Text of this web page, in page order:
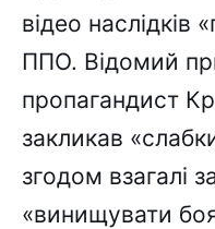
відео наслідків
ППО. Відомий
пропагандист
закликав
згодом взагалі
«винищувати